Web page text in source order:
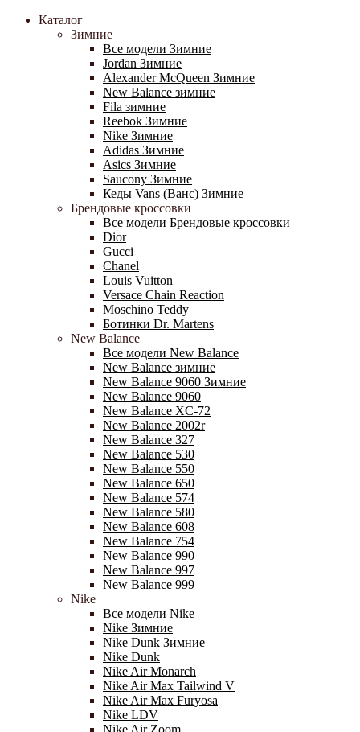
Каталог
Зимние
Все модели Зимние
Jordan Зимние
Alexander McQueen Зимние
New Balance зимние
Fila зимние
Reebok Зимние
Nike Зимние
Adidas Зимние
Asics Зимние
Saucony Зимние
Кеды Vans (Ванс) Зимние
Брендовые кроссовки
Все модели Брендовые кроссовки
Dior
Gucci
Chanel
Louis Vuitton
Versace Chain Reaction
Moschino Teddy
Ботинки Dr. Martens
New Balance
Все модели New Balance
New Balance зимние
New Balance 9060 Зимние
New Balance 9060
New Balance XC-72
New Balance 2002r
New Balance 327
New Balance 530
New Balance 550
New Balance 650
New Balance 574
New Balance 580
New Balance 608
New Balance 754
New Balance 990
New Balance 997
New Balance 999
Nike
Все модели Nike
Nike Зимние
Nike Dunk Зимние
Nike Dunk
Nike Air Monarch
Nike Air Max Tailwind V
Nike Air Max Furyosa
Nike LDV
Nike Air Zoom